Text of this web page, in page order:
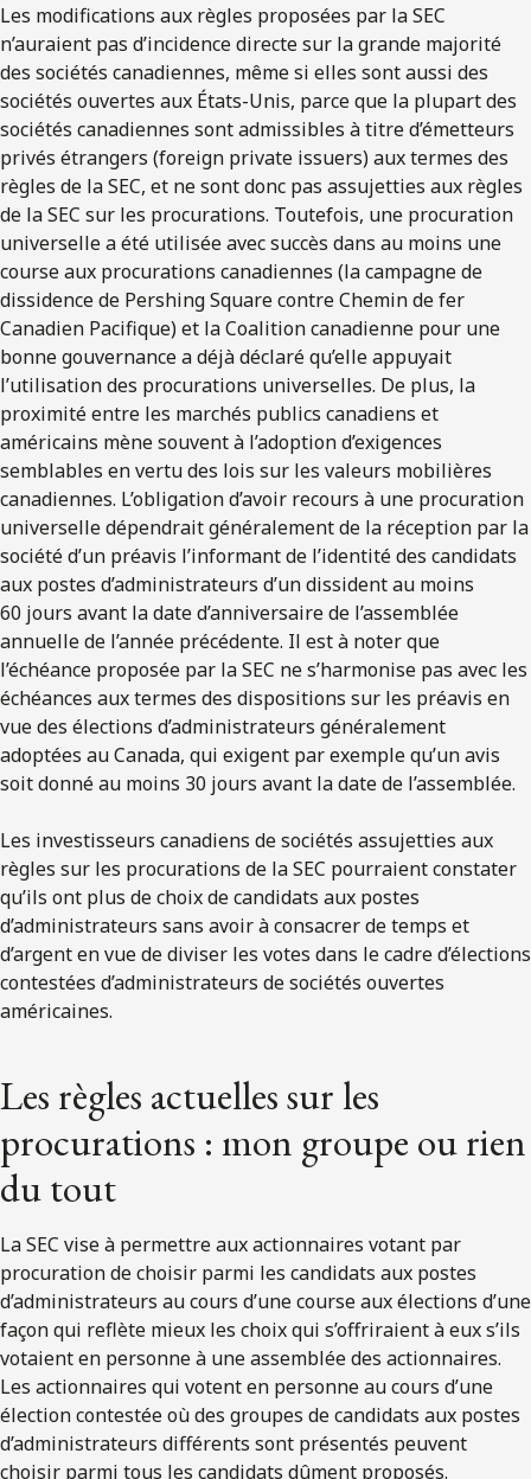
Les modifications aux règles proposées par la SEC
n’auraient pas d’incidence directe sur la grande majorité
des sociétés canadiennes, même si elles sont aussi des
sociétés ouvertes aux États-Unis, parce que la plupart des
sociétés canadiennes sont admissibles à titre d’émetteurs
privés étrangers (foreign private issuers) aux termes des
règles de la SEC, et ne sont donc pas assujetties aux règles
de la SEC sur les procurations. Toutefois, une procuration
universelle a été utilisée avec succès dans au moins une
course aux procurations canadiennes (la campagne de
dissidence de Pershing Square contre Chemin de fer
Canadien Pacifique) et la Coalition canadienne pour une
bonne gouvernance a déjà déclaré qu’elle appuyait
l’utilisation des procurations universelles. De plus, la
proximité entre les marchés publics canadiens et
américains mène souvent à l’adoption d’exigences
semblables en vertu des lois sur les valeurs mobilières
canadiennes. L’obligation d’avoir recours à une procuration
universelle dépendrait généralement de la réception par la
société d’un préavis l’informant de l’identité des candidats
aux postes d’administrateurs d’un dissident au moins
60 jours avant la date d’anniversaire de l’assemblée
annuelle de l’année précédente. Il est à noter que
l’échéance proposée par la SEC ne s’harmonise pas avec les
échéances aux termes des dispositions sur les préavis en
vue des élections d’administrateurs généralement
adoptées au Canada, qui exigent par exemple qu’un avis
soit donné au moins 30 jours avant la date de l’assemblée.
Les investisseurs canadiens de sociétés assujetties aux
règles sur les procurations de la SEC pourraient constater
qu’ils ont plus de choix de candidats aux postes
d’administrateurs sans avoir à consacrer de temps et
d’argent en vue de diviser les votes dans le cadre d’élections
contestées d’administrateurs de sociétés ouvertes
américaines.
Les règles actuelles sur les
procurations : mon groupe ou rien
du tout
La SEC vise à permettre aux actionnaires votant par
procuration de choisir parmi les candidats aux postes
d’administrateurs au cours d’une course aux élections d’une
façon qui reflète mieux les choix qui s’offriraient à eux s’ils
votaient en personne à une assemblée des actionnaires.
Les actionnaires qui votent en personne au cours d’une
élection contestée où des groupes de candidats aux postes
d’administrateurs différents sont présentés peuvent
choisir parmi tous les candidats dûment proposés.